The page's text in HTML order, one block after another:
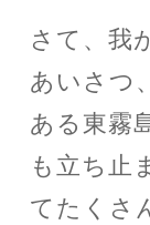
さて、我
あいさつ
ある東霧
も立ち止
てたくさ